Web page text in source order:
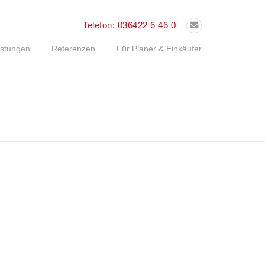
Telefon: 036422 6 46 0
Referenzen Für Planer & Einkäufer